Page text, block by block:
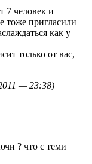
7 человек и
тоже пригласили
как у
только от вас,
— 23:38)
? что с теми